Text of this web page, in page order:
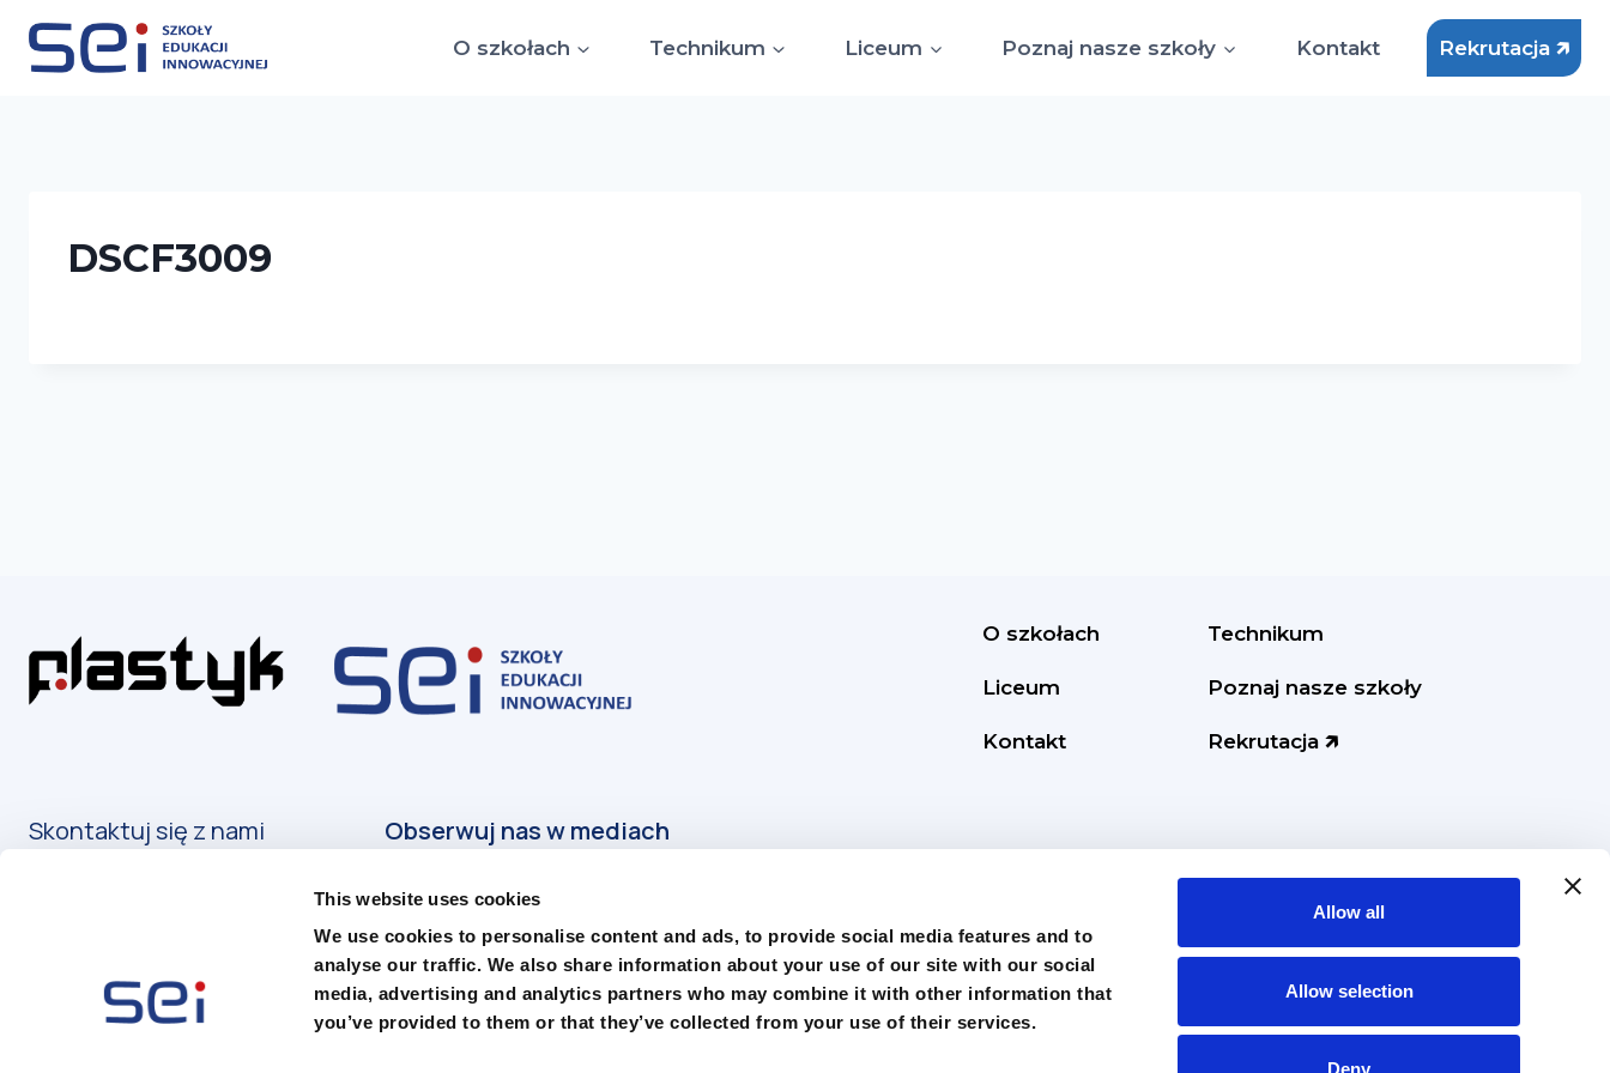
This website uses cookies
We use cookies to personalise content and ads, to provide social media features and to
analyse our traffic. We also share information about your use of our site with our social
media, advertising and analytics partners who may combine it with other information that
you’ve provided to them or that they’ve collected from your use of their services.
Allow all
Allow selection
Deny
treści
O szkołach Technikum Liceum Poznaj nasze szkoły Kontakt Rekrutacja 🡵
DSCF3009
O szkołach Technikum
Liceum Poznaj nasze szkoły
Kontakt Rekrutacja 🡵
Skontaktuj się z nami